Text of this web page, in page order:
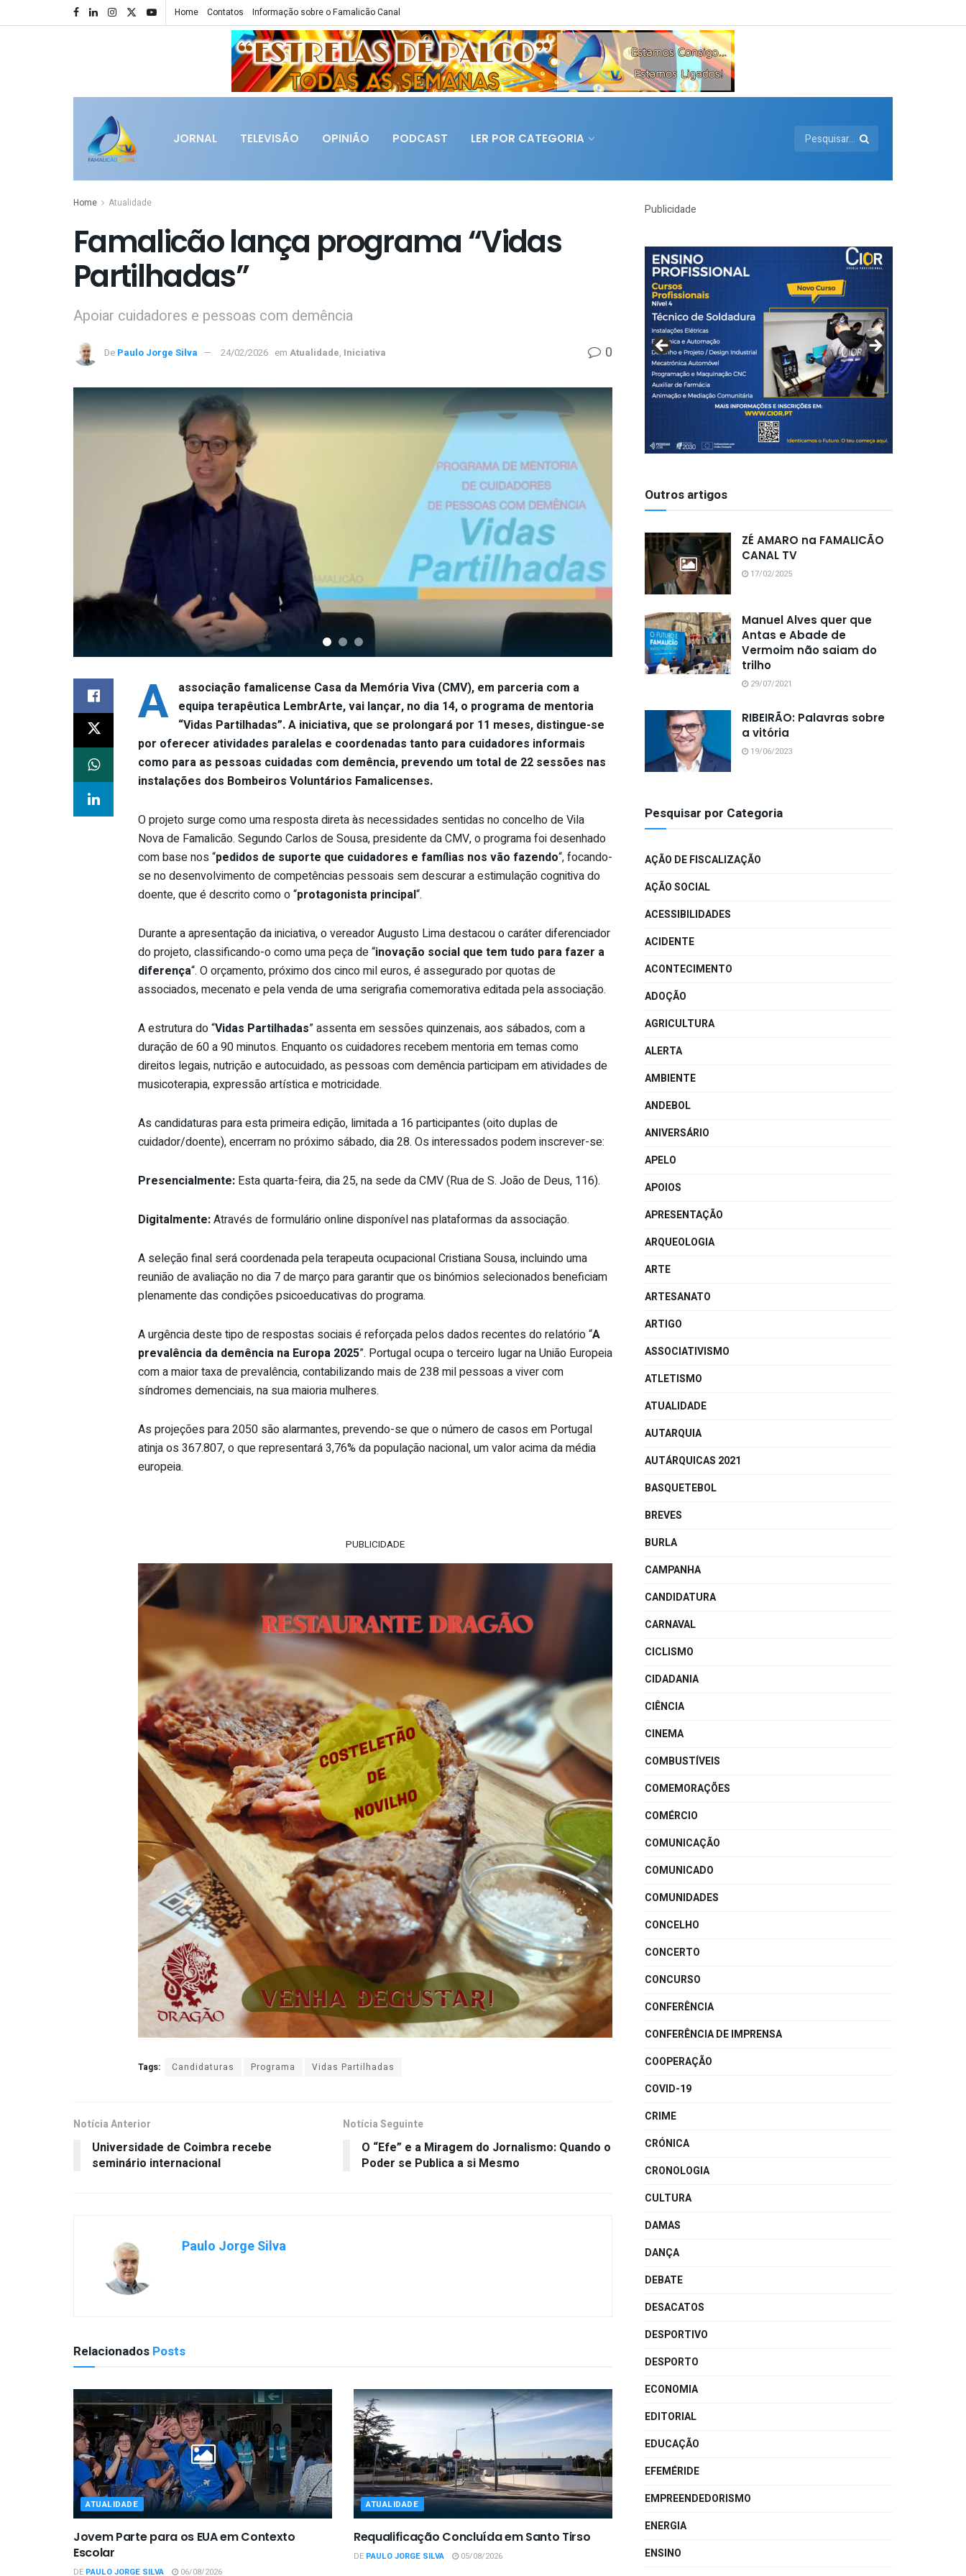
Home Contatos Informação sobre o Famalicão Canal
JORNAL TELEVISÃO OPINIÃO PODCAST LER POR CATEGORIA
Home Atualidade
Famalicão lança programa “Vidas
Partilhadas”
Apoiar cuidadores e pessoas com demência
De Paulo Jorge Silva 24/02/2026 em Atualidade, Iniciativa 0
A associação famalicense Casa da Memória Viva (CMV), em parceria com a
equipa terapêutica LembrArte, vai lançar, no dia 14, o programa de mentoria
“Vidas Partilhadas”. A iniciativa, que se prolongará por 11 meses, distingue-se
por oferecer atividades paralelas e coordenadas tanto para cuidadores informais
como para as pessoas cuidadas com demência, prevendo um total de 22 sessões nas
instalações dos Bombeiros Voluntários Famalicenses.
O projeto surge como uma resposta direta às necessidades sentidas no concelho de Vila
Nova de Famalicão. Segundo Carlos de Sousa, presidente da CMV, o programa foi desenhado
com base nos “pedidos de suporte que cuidadores e famílias nos vão fazendo“, focando-
se no desenvolvimento de competências pessoais sem descurar a estimulação cognitiva do
doente, que é descrito como o “protagonista principal“.
Durante a apresentação da iniciativa, o vereador Augusto Lima destacou o caráter diferenciador
do projeto, classificando-o como uma peça de “inovação social que tem tudo para fazer a
diferença“. O orçamento, próximo dos cinco mil euros, é assegurado por quotas de
associados, mecenato e pela venda de uma serigrafia comemorativa editada pela associação.
A estrutura do “Vidas Partilhadas” assenta em sessões quinzenais, aos sábados, com a
duração de 60 a 90 minutos. Enquanto os cuidadores recebem mentoria em temas como
direitos legais, nutrição e autocuidado, as pessoas com demência participam em atividades de
musicoterapia, expressão artística e motricidade.
As candidaturas para esta primeira edição, limitada a 16 participantes (oito duplas de
cuidador/doente), encerram no próximo sábado, dia 28. Os interessados podem inscrever-se:
Presencialmente: Esta quarta-feira, dia 25, na sede da CMV (Rua de S. João de Deus, 116).
Digitalmente:Através de formulário online disponível nas plataformas da associação.
A seleção final será coordenada pela terapeuta ocupacional Cristiana Sousa, incluindo uma
reunião de avaliação no dia 7 de março para garantir que os binómios selecionados beneficiam
plenamente das condições psicoeducativas do programa.
A urgência deste tipo de respostas sociais é reforçada pelos dados recentes do relatório “A
prevalência da demência na Europa 2025”. Portugal ocupa o terceiro lugar na União Europeia
com a maior taxa de prevalência, contabilizando mais de 238 mil pessoas a viver com
síndromes demenciais, na sua maioria mulheres.
As projeções para 2050 são alarmantes, prevendo-se que o número de casos em Portugal
atinja os 367.807, o que representará 3,76% da população nacional, um valor acima da média
europeia.
PUBLICIDADE
Tags: Candidaturas Programa Vidas Partilhadas
Notícia Anterior
Universidade de Coimbra recebe
seminário internacional
Notícia Seguinte
O “Efe” e a Miragem do Jornalismo: Quando o
Poder se Publica a si Mesmo
Paulo Jorge Silva
Relacionados Posts
ATUALIDADE
Jovem Parte para os EUA em Contexto
Escolar
DE PAULO JORGE SILVA 06/08/2026
ATUALIDADE
Requalificação Concluída em Santo Tirso
DE PAULO JORGE SILVA 05/08/2026
Publicidade
Outros artigos
ZÉ AMARO na FAMALICÃO
CANAL TV
17/02/2025
Manuel Alves quer que
Antas e Abade de
Vermoim não saiam do
trilho
29/07/2021
RIBEIRÃO: Palavras sobre
a vitória
19/06/2023
Pesquisar por Categoria
AÇÃO DE FISCALIZAÇÃO
AÇÃO SOCIAL
ACESSIBILIDADES
ACIDENTE
ACONTECIMENTO
ADOÇÃO
AGRICULTURA
ALERTA
AMBIENTE
ANDEBOL
ANIVERSÁRIO
APELO
APOIOS
APRESENTAÇÃO
ARQUEOLOGIA
ARTE
ARTESANATO
ARTIGO
ASSOCIATIVISMO
ATLETISMO
ATUALIDADE
AUTARQUIA
AUTÁRQUICAS 2021
BASQUETEBOL
BREVES
BURLA
CAMPANHA
CANDIDATURA
CARNAVAL
CICLISMO
CIDADANIA
CIÊNCIA
CINEMA
COMBUSTÍVEIS
COMEMORAÇÕES
COMÉRCIO
COMUNICAÇÃO
COMUNICADO
COMUNIDADES
CONCELHO
CONCERTO
CONCURSO
CONFERÊNCIA
CONFERÊNCIA DE IMPRENSA
COOPERAÇÃO
COVID-19
CRIME
CRÓNICA
CRONOLOGIA
CULTURA
DAMAS
DANÇA
DEBATE
DESACATOS
DESPORTIVO
DESPORTO
ECONOMIA
EDITORIAL
EDUCAÇÃO
EFEMÉRIDE
EMPREENDEDORISMO
ENERGIA
ENSINO